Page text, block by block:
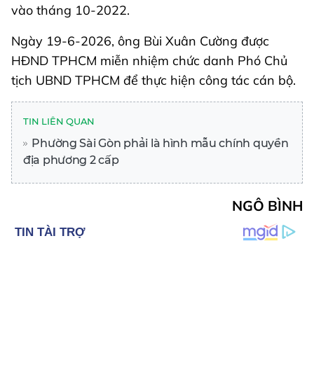
vào tháng 10-2022.
Ngày 19-6-2026, ông Bùi Xuân Cường được
HĐND TPHCM miễn nhiệm chức danh Phó Chủ
tịch UBND TPHCM để thực hiện công tác cán bộ.
TIN LIÊN QUAN
Phường Sài Gòn phải là hình mẫu chính quyền
địa phương 2 cấp
NGÔ BÌNH